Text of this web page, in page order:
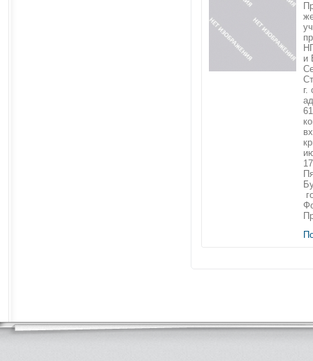
и
г.